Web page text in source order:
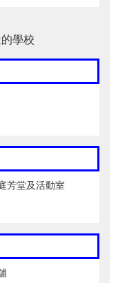
學校
芳堂及活動室